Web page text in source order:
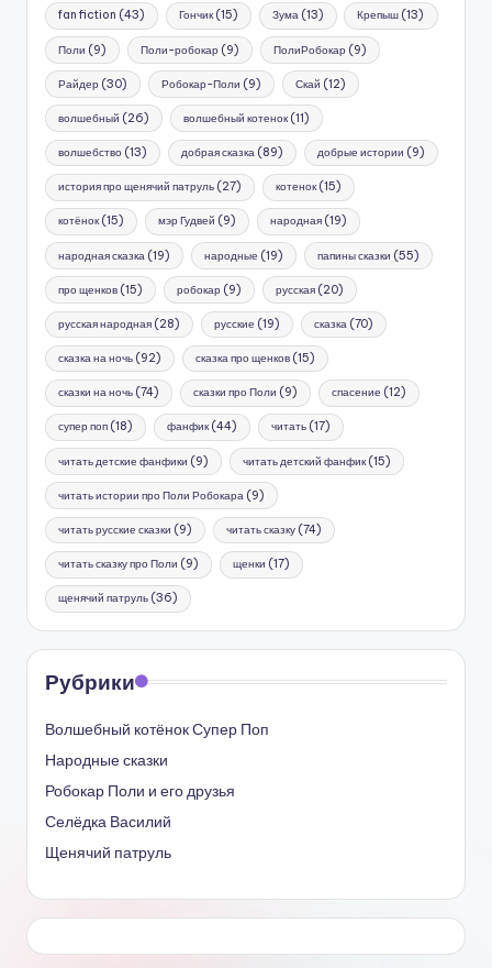
fan fiction (43) Гончик(15) Зума(13) Крепыш (13)
Поли (9) Поли-робокар (9) ПолиРобокар (9)
Райдер (30) Робокар-Поли (9) Скай (12)
волшебный (26) волшебный котенок(11)
волшебство (13) добрая сказка(89) добрые истории (9)
история про щенячий патруль (27) котенок(15)
котёнок(15) мэр Гудвей (9) народная(19)
народная сказка (19) народные (19) папины сказки (55)
про щенков (15) робокар (9) русская(20)
русская народная (28) русские (19) сказка(70)
сказка на ночь (92) сказка про щенков(15)
сказки на ночь (74) сказки про Поли (9) спасение (12)
супер поп (18) фанфик(44) читать(17)
читать детские фанфики (9) читать детский фанфик(15)
читать истории про Поли Робокара (9)
читать русские сказки (9) читать сказку(74)
читать сказку про Поли (9) щенки (17)
щенячий патруль (36)
Рубрики
Волшебный котёнок Супер Поп
Народные сказки
Робокар Поли и его друзья
Селёдка Василий
Щенячий патруль